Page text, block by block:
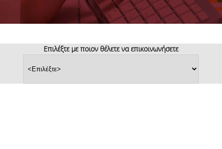
Επιλέξτε με ποιον θέλετε να επικοινωνήσετε